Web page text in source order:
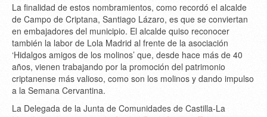
La finalidad de estos nombramientos, como recordó el alcalde
de Campo de Criptana, Santiago Lázaro, es que se conviertan
en embajadores del municipio. El alcalde quiso reconocer
también la labor de Lola Madrid al frente de la asociación
‘Hidalgos amigos de los molinos’ que, desde hace más de 40
años, vienen trabajando por la promoción del patrimonio
criptanense más valioso, como son los molinos y dando impulso
a la Semana Cervantina.
La Delegada de la Junta de Comunidades de Castilla-La